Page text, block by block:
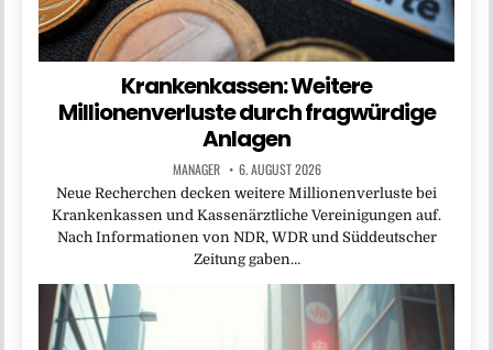
Krankenkassen: Weitere
Millionenverluste durch fragwürdige
Anlagen
MANAGER 6. AUGUST 2026
Neue Recherchen decken weitere Millionenverluste bei
Krankenkassen und Kassenärztliche Vereinigungen auf.
Nach Informationen von NDR, WDR und Süddeutscher
Zeitung gaben…